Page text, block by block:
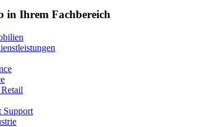
in Ihrem Fachbereich
Support